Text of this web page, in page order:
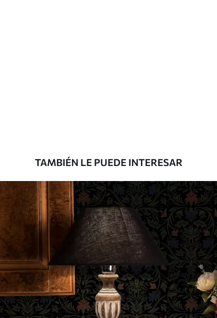
Premium
8 .33 5.00 /sq ft
TAMBIÉN LE PUEDE INTERESAR